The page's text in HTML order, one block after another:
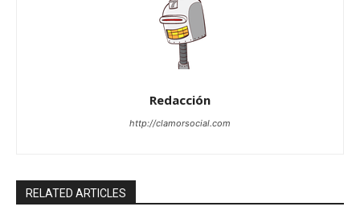
Redacción
http://clamorsocial.com
RELATED ARTICLES